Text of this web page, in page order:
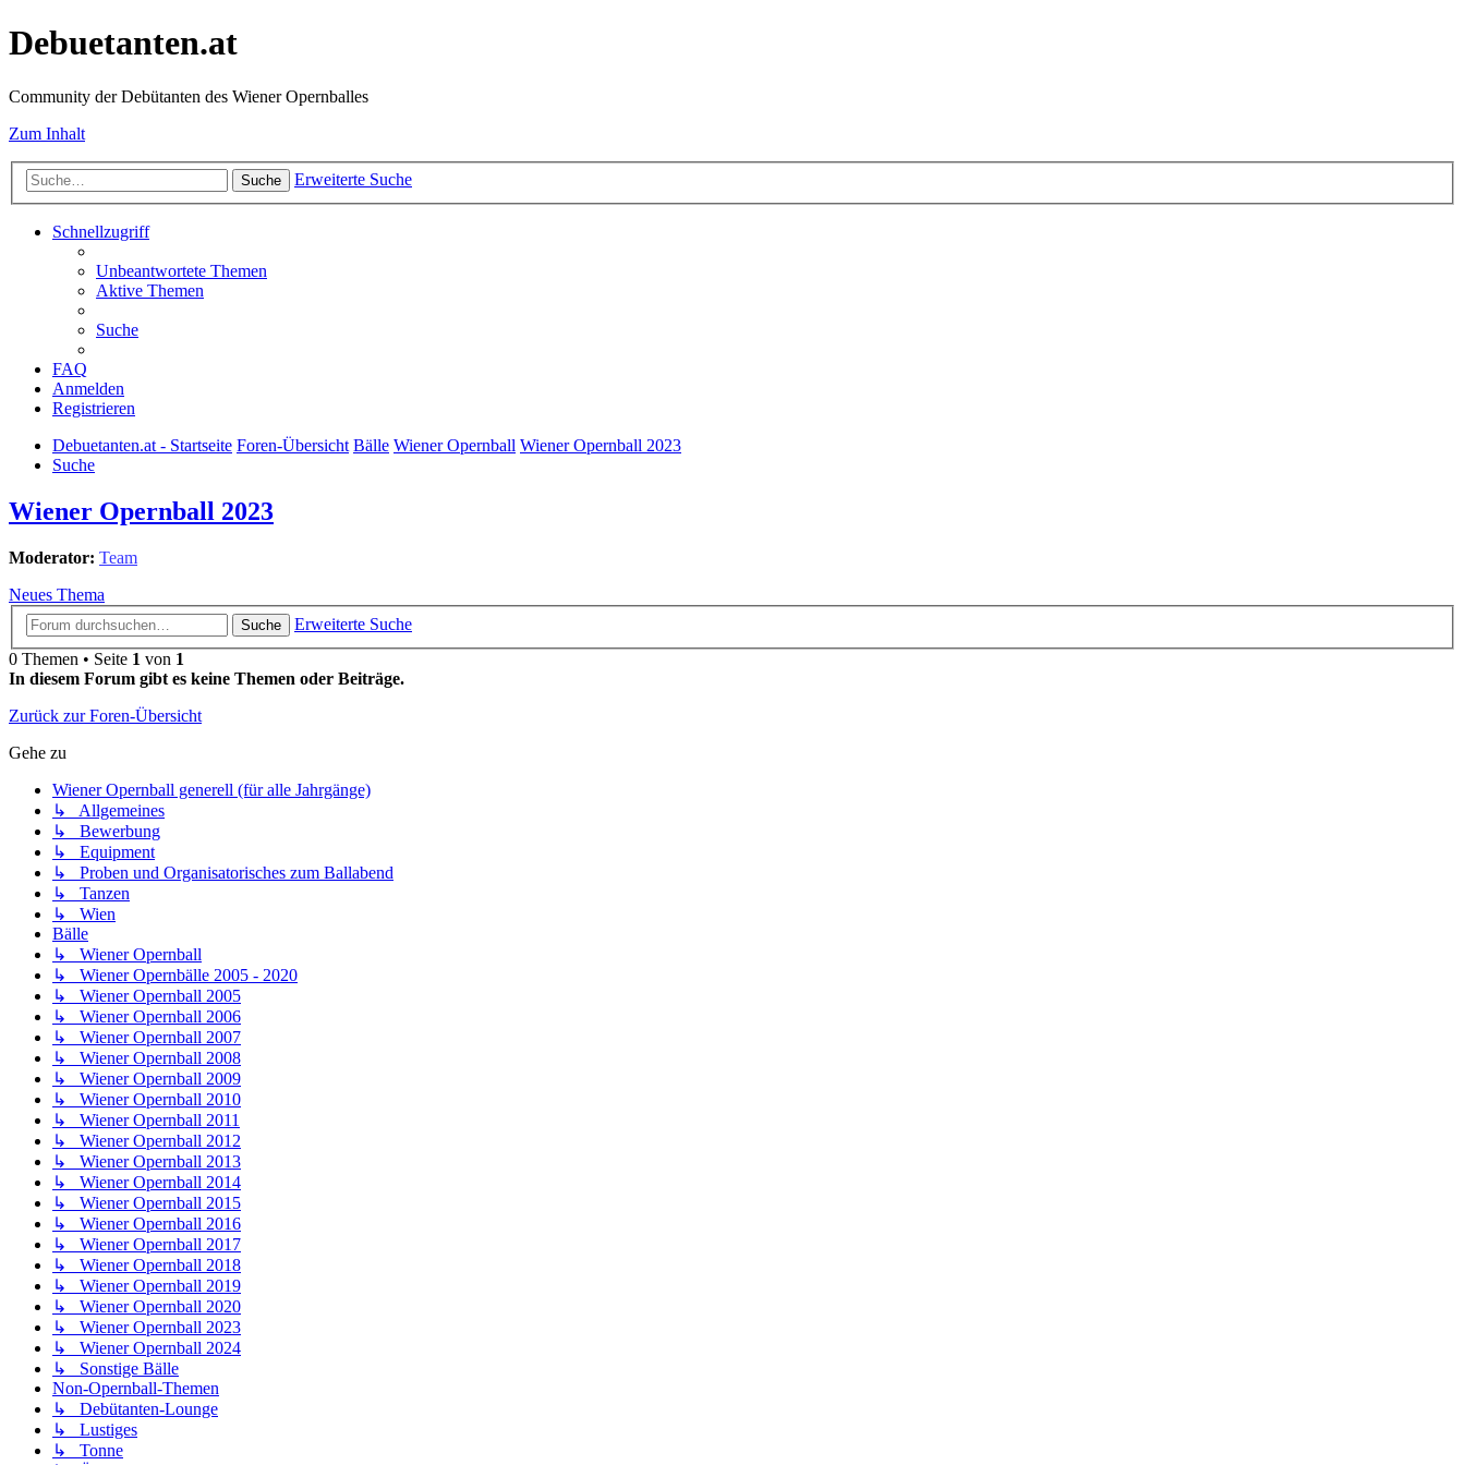
Debuetanten.at
Community der Debütanten des Wiener Opernballes
Zum Inhalt
Suche Erweiterte Suche
Schnellzugriff
Unbeantwortete Themen
Aktive Themen
Suche
FAQ
Anmelden
Registrieren
Debuetanten.at - Startseite Foren-Übersicht Bälle Wiener Opernball Wiener Opernball 2023
Suche
Wiener Opernball 2023
Moderator: Team
Neues Thema
Suche
Erweiterte Suche
0 Themen • Seite 1 von 1
In diesem Forum gibt es keine Themen oder Beiträge.
Zurück zur Foren-Übersicht
Gehe zu
Wiener Opernball generell (für alle Jahrgänge)
↳ Allgemeines
↳ Bewerbung
↳ Equipment
↳ Proben und Organisatorisches zum Ballabend
↳ Tanzen
↳ Wien
Bälle
↳ Wiener Opernball
↳ Wiener Opernbälle 2005 - 2020
↳ Wiener Opernball 2005
↳ Wiener Opernball 2006
↳ Wiener Opernball 2007
↳ Wiener Opernball 2008
↳ Wiener Opernball 2009
↳ Wiener Opernball 2010
↳ Wiener Opernball 2011
↳ Wiener Opernball 2012
↳ Wiener Opernball 2013
↳ Wiener Opernball 2014
↳ Wiener Opernball 2015
↳ Wiener Opernball 2016
↳ Wiener Opernball 2017
↳ Wiener Opernball 2018
↳ Wiener Opernball 2019
↳ Wiener Opernball 2020
↳ Wiener Opernball 2023
↳ Wiener Opernball 2024
↳ Sonstige Bälle
Non-Opernball-Themen
↳ Debütanten-Lounge
↳ Lustiges
↳ Tonne